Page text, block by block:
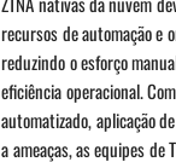
recursos de automação e
reduzindo o esforço
eficiência operacional.
automatizado, aplicação
a ameaças, as equipes de